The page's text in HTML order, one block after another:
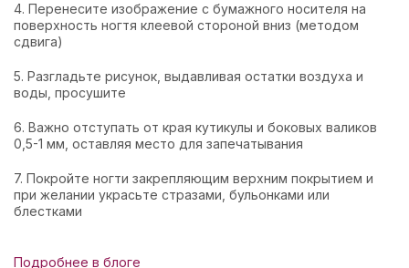
4. Перенесите изображение с бумажного носителя на
поверхность ногтя клеевой стороной вниз (методом
сдвига)
5. Разгладьте рисунок, выдавливая остатки воздуха и
воды, просушите
6. Важно отступать от края кутикулы и боковых валиков
0,5-1 мм, оставляя место для запечатывания
7. Покройте ногти закрепляющим верхним покрытием и
при желании украсьте стразами, бульонками или
блестками
Подробнее в блоге